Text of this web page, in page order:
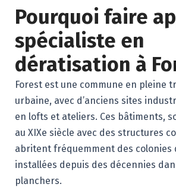
Pourquoi faire
spécialiste en
dératisation à
Forest est une commune en pleine
urbaine, avec d’anciens sites
en lofts et ateliers. Ces bâtiments,
au XIXe siècle avec des structures
abritent fréquemment des colonies
installées depuis des décennies
planchers.